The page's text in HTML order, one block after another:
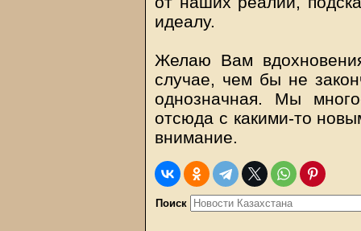
идеалу.
Желаю Вам
случае, чем бы не
однозначная. Мы
отсюда с какими-то
внимание.
Поиск